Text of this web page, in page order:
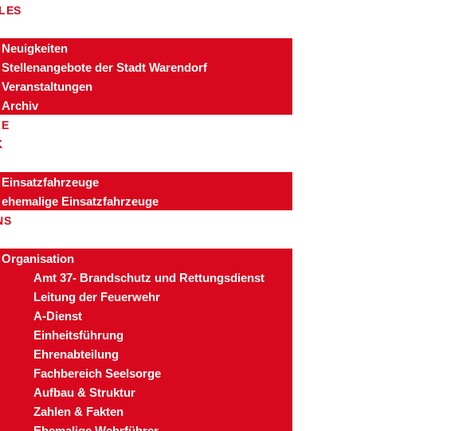
Neuigkeiten
Stellenangebote der Stadt Warendorf
Veranstaltungen
Archiv
Einsatzfahrzeuge
ehemalige Einsatzfahrzeuge
Organisation
Amt 37- Brandschutz und Rettungsdienst
Leitung der Feuerwehr
A-Dienst
Einheitsführung
Ehrenabteilung
Fachbereich Seelsorge
Aufbau & Struktur
Zahlen & Fakten